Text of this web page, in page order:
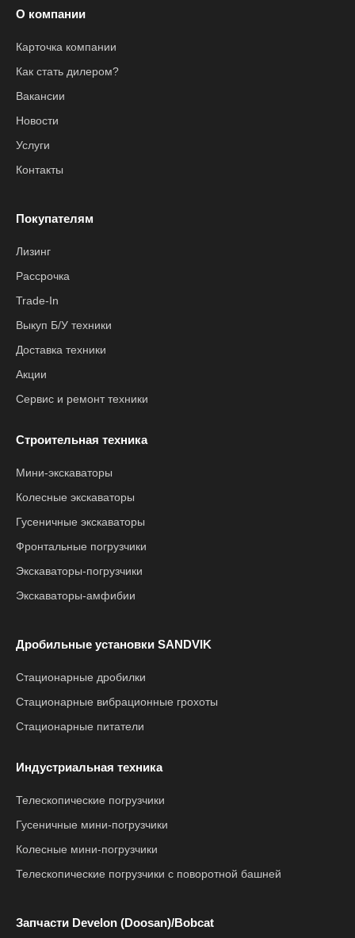
О компании
Карточка компании
Как стать дилером?
Вакансии
Новости
Услуги
Контакты
Покупателям
Лизинг
Рассрочка
Trade-In
Выкуп Б/У техники
Доставка техники
Акции
Сервис и ремонт техники
Строительная техника
Мини-экскаваторы
Колесные экскаваторы
Гусеничные экскаваторы
Фронтальные погрузчики
Экскаваторы-погрузчики
Экскаваторы-амфибии
Дробильные установки SANDVIK
Стационарные дробилки
Стационарные вибрационные грохоты
Стационарные питатели
Индустриальная техника
Телескопические погрузчики
Гусеничные мини-погрузчики
Колесные мини-погрузчики
Телескопические погрузчики с поворотной башней
Запчасти Develon (Doosan)/Bobcat